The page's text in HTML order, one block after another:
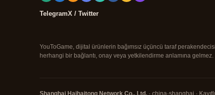
TelegramX / Twitter
YouToGame, dijital ürünlerin bağımsız üçüncü taraf
herhangi bir bağlantı, onay veya yetkilendirme anlamına gelmez.
Shanghai Haihaitong Network Co., Ltd. · china·shanghai ·